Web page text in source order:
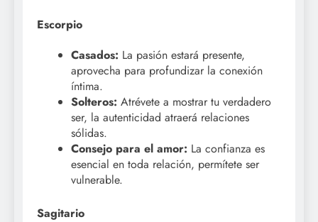
Escorpio
Casados: La pasión estará presente,
aprovecha para profundizar la conexión
íntima.
Solteros: Atrévete a mostrar tu verdadero
ser, la autenticidad atraerá relaciones
sólidas.
Consejo para el amor: La confianza es
esencial en toda relación, permítete ser
vulnerable.
Sagitario